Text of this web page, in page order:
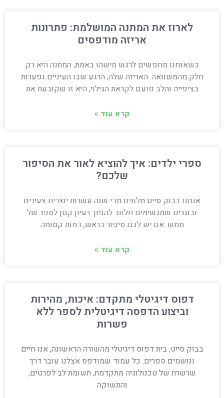
לארוז את המתנה המושלמת: פתרונות
אריזה מודפסים
כשאנחנו מחפשים לרגש מישהו באמת, המתנה היא רק
חלק מהמשוואה. האריזה שלה, הרגע שבו העיניים נפערות
בציפייה והלב פועם לקראת הגילוי, היא זו שקובעת את
קרא עוד »
ספרי ילדים: איך להוציא לאור את הסיפור
שלכם?
אנחנו בבוק סייט מלווים מדי שנה עשרות יוצרים צעירים
ובוגרים שמגשימים חלום: להפוך רעיון קטן לספר של
ממש. אם יש לכם סיפור בראש, דמות קסומה
קרא עוד »
דפוס דיגיטלי מתקדם: איכות, מהירות
וביצוע הדפסה דיגיטלית לספר ללא
פשרות
בבוק סייט, בית דפוס דיגיטלי מהשורה הראשונה, אנו חיים
ונושמים ספרים. כל עמוד שמודפס אצלנו עובר דרך
שרשרת של טכנולוגיה מתקדמת, תשומת לב לפרטים,
והתשוקה